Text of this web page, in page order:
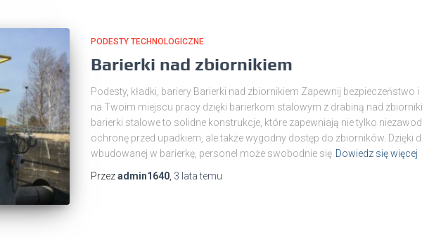
PODESTY TECHNOLOGICZNE
Barierki nad zbiornikiem
Podesty, kładki, bariery Barierki nad zbiornikiem Zapewnij bezpieczeństwo
na Twoim miejscu pracy dzięki barierkom stalowym z drabiną nad
barierki stalowe to solidne konstrukcje, które zapewniają nie tylko
ochronę przed upadkiem, ale także wygodny dostęp do zbiorników. Dzięki
wbudowanej w barierkę, personel może swobodnie się Dowiedz się więcej
Przezadmin1640, 3 latatemu